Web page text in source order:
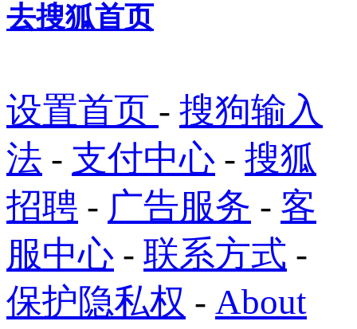
去搜狐首页
设置首页 - 搜狗输入
法 - 支付中心 - 搜狐
招聘 - 广告服务 - 客
服中心 - 联系方式 -
保护隐私权 - About